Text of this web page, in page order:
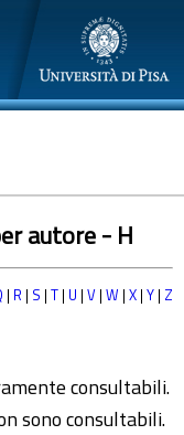
autore - H
| R | S | T | U | V | W | X | Y | Z
consultabili.
sono consultabili.